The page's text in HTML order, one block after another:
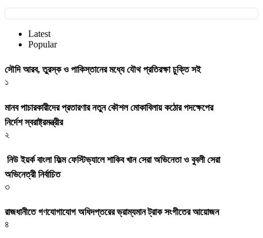
Latest
Popular
সৌদি আরব, তুরস্ক ও পাকিস্তানের মধ্যে যৌথ প্রতিরক্ষা চুক্তি সই
১
মানব পাচারকারীদের প্রতারণার নতুন কৌশল মোকাবিলায় কঠোর পদক্ষেপের
নির্দেশ স্বরাষ্ট্রমন্ত্রীর
২
নিউ ইয়র্ক বাংলা ফিল্ম ফেস্টিভ্যালে শাকিব খান সেরা অভিনেতা ও বুবলী সেরা
অভিনেত্রী নির্বাচিত
৩
রাজধানীতে গণযোগাযোগ অধিদপ্তরের ভ্রাম্যমান ট্রাক সংগীতের আয়োজন
৪